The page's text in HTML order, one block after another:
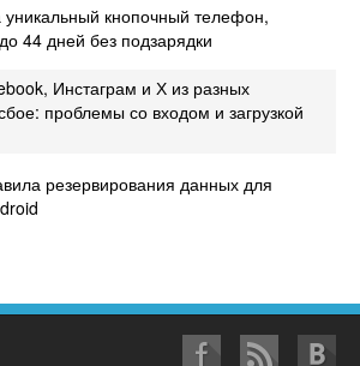
уникальный кнопочный телефон,
44 дней без подзарядки
Инстаграм и Х из разных
проблемы со входом и загрузкой
резервирования данных для